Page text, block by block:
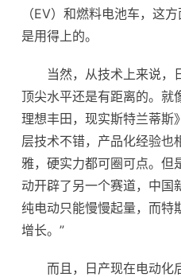
（EV）和燃料电池车，这
是用得上的。
当然，从技术上来说，
顶尖水平还是有距离的。就
理想丰田，现实斯特兰蒂斯
层技术不错，产品化经验也
雅，硬实力都可圈可点。但
动开辟了另一个赛道，中国
纯电动只能慢慢起量，而特
增长。”
而且，日产现在电动化